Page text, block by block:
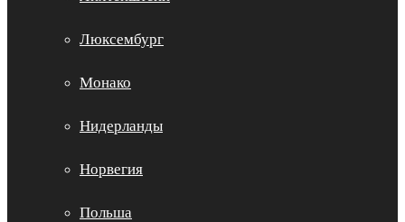
Люксембург
Монако
Нидерланды
Норвегия
Польша